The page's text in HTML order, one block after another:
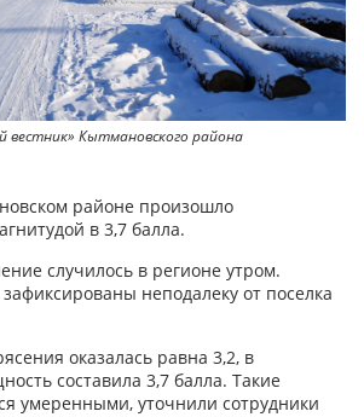
вестник» Кытмановского района
районе произошло
в 3,7 балла.
случилось в регионе утром.
неподалеку от поселка
оказалась равна 3,2, в
составила 3,7 балла. Такие
умеренными, уточнили сотрудники